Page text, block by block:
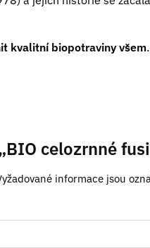
kvalitní biopotraviny všem.
celozrnné
informace jsou